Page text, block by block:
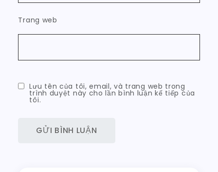
Trang web
Lưu tên của tôi, email, và trang web trong
trình duyệt này cho lần bình luận kế tiếp của
tôi.